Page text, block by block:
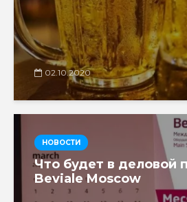
02.10.2020
НОВОСТИ
Что будет в деловой
Beviale Moscow